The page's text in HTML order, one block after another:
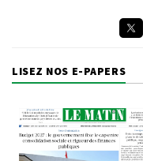
LISEZ NOS E-PAPERS